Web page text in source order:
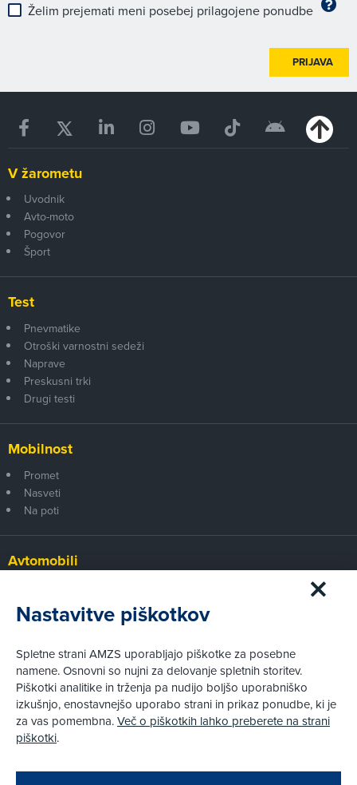
Zapri
Želim prejemati meni posebej prilagojene ponudbe
PRIJAVA
V žarometu
Uvodnik
Avto-moto
Pogovor
Šport
Test
Pnevmatike
Otroški varnostni sedeži
Naprave
Preskusni trki
Drugi testi
Mobilnost
Promet
Nasveti
Na poti
Avtomobili
Prvi pogled
Za volanom
Tehnika
Pravni vidiki
Piškotki
Pravno obvestilo
Nastavitve piškotkov
Spletne strani AMZS uporabljajo piškotke za posebne
namene. Osnovni so nujni za delovanje spletnih storitev.
Piškotki analitike in trženja pa nudijo boljšo uporabniško
izkušnjo, enostavnejšo uporabo strani in prikaz ponudbe, ki je
za vas pomembna.Več o piškotkih lahko preberete na strani
piškotki.